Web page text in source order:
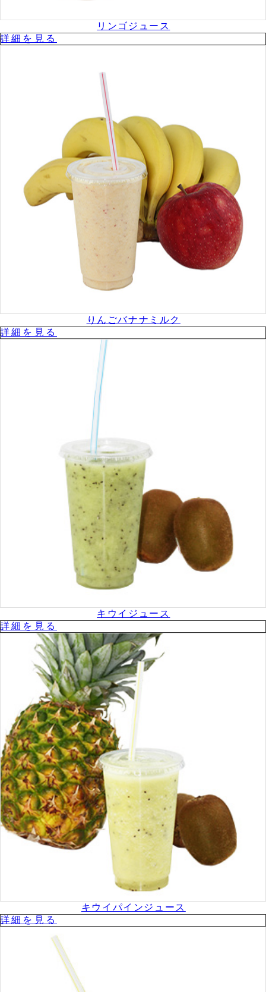
リンゴジュース
詳細を⾒る
りんごバナナミルク
詳細を⾒る
キウイジュース
詳細を⾒る
キウイパインジュース
詳細を⾒る